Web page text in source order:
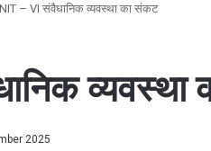
– VI संवैधानिक व्यवस्था का संकट
व्यवस्था
2025